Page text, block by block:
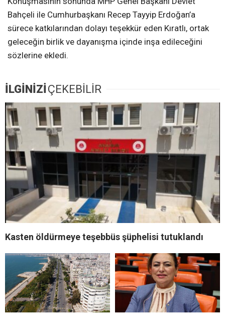
Bahçeli ile Cumhurbaşkanı Recep Tayyip Erdoğan’a
sürece katkılarından dolayı teşekkür eden Kıratlı, ortak
geleceğin birlik ve dayanışma içinde inşa edileceğini
sözlerine ekledi.
İLGİNİZİÇEKEBİLİR
Kasten öldürmeye teşebbüs şüphelisi tutuklandı